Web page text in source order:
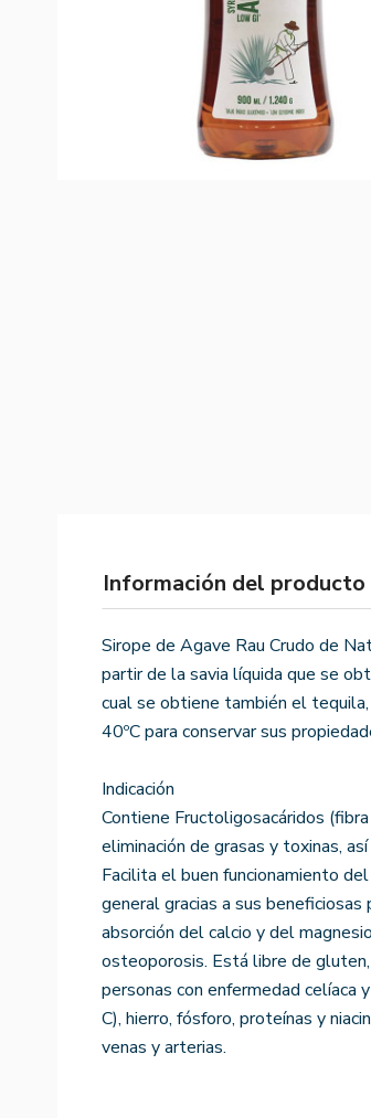
Información del producto
Sirope de Agave Rau Crudo de
partir de la savia líquida que se
cual se obtiene también el
40ºC para conservar sus
Indicación
Contiene Fructoligosacáridos
eliminación de grasas y toxinas,
Facilita el buen funcionamiento
general gracias a sus
absorción del calcio y del
osteoporosis. Está libre de
personas con enfermedad celíaca
C), hierro, fósforo, proteínas y
venas y arterias.